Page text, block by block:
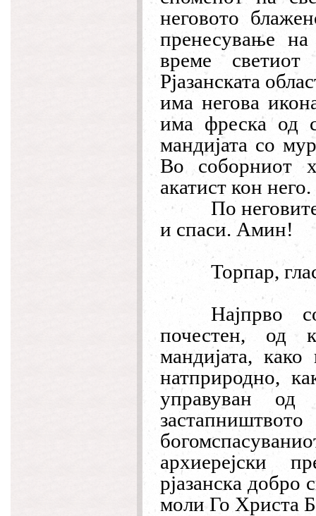
неговото
пренесување
време
Рјазанската
има негова
има фреска од
мандијата со
Во соборниот
акатист кон него.
По
и спаси. Амин!
Торпар,
Најпрво
почестен, од
мандијата,
натприродно,
управуван
архиерејски
рјазанска добро
моли Го Христа